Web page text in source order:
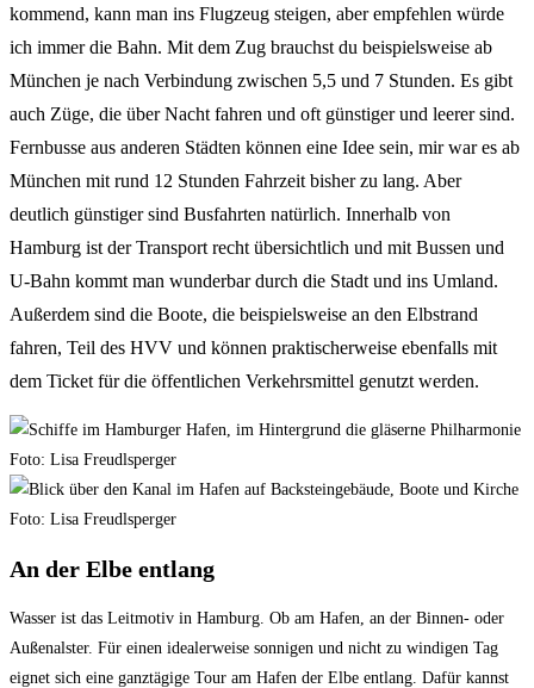
kommend, kann man ins Flugzeug steigen, aber empfehlen würde
ich immer die Bahn. Mit dem Zug brauchst du beispielsweise ab
München je nach Verbindung zwischen 5,5 und 7 Stunden. Es gibt
auch Züge, die über Nacht fahren und oft günstiger und leerer sind.
Fernbusse aus anderen Städten können eine Idee sein, mir war es ab
München mit rund 12 Stunden Fahrzeit bisher zu lang. Aber
deutlich günstiger sind Busfahrten natürlich. Innerhalb von
Hamburg ist der Transport recht übersichtlich und mit Bussen und
U-Bahn kommt man wunderbar durch die Stadt und ins Umland.
Außerdem sind die Boote, die beispielsweise an den Elbstrand
fahren, Teil des HVV und können praktischerweise ebenfalls mit
dem Ticket für die öffentlichen Verkehrsmittel genutzt werden.
An der Elbe entlang
Wasser ist das Leitmotiv in Hamburg. Ob am Hafen, an der Binnen- oder
Außenalster. Für einen idealerweise sonnigen und nicht zu windigen Tag
eignet sich eine ganztägige Tour am Hafen der Elbe entlang. Dafür kannst